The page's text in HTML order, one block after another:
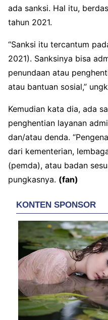
ada sanksi. Hal itu,
tahun 2021.
“Sanksi itu tercantum
2021). Sanksinya bisa
penundaan atau
atau bantuan sosial,”
Kemudian kata dia, ada
penghentian layanan
dan/atau denda.
dari kementerian,
(pemda), atau badan
pungkasnya. (fan)